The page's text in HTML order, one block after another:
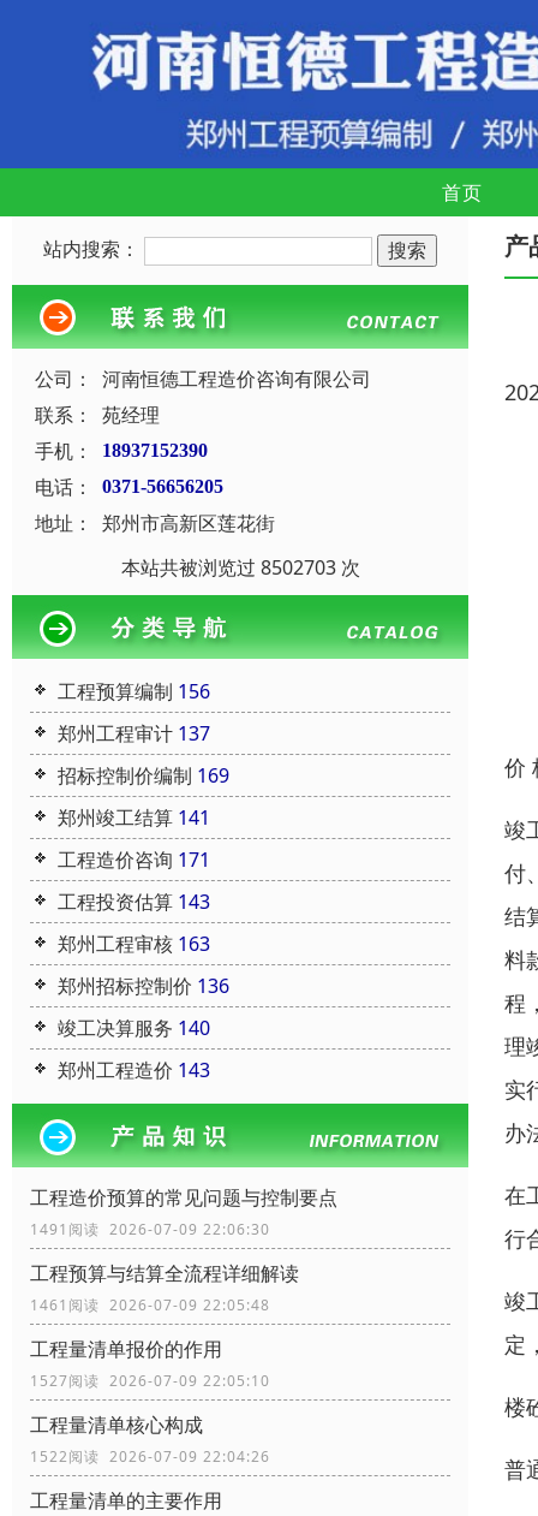
首页
站内搜索：
公司：
河南恒德工程造价咨询有限公司
联系：
苑经理
手机：
18937152390
电话： 0371-56656205
地址：
郑州市高新区莲花街
本站共被浏览过 8502703 次
工程预算编制 156
郑州工程审计 137
招标控制价编制 169
郑州竣工结算 141
工程造价咨询 171
工程投资估算 143
郑州工程审核 163
郑州招标控制价 136
竣工决算服务 140
郑州工程造价 143
工程造价预算的常见问题与控制要点
1491阅读 2026-07-09 22:06:30
工程预算与结算全流程详细解读
1461阅读 2026-07-09 22:05:48
工程量清单报价的作用
1527阅读 2026-07-09 22:05:10
工程量清单核心构成
1522阅读 2026-07-09 22:04:26
工程量清单的主要作用
产
价
竣
付
结
料
程
理
实
办
在
行
竣
定
楼
普